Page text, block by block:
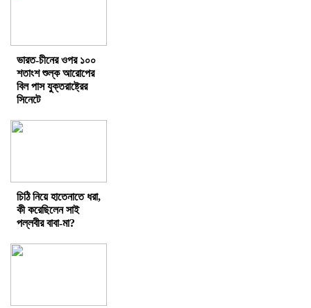
ভারত-চীনের ওপর ১০০
শতাংশ শুল্ক আরোপের
বিল পাস যুক্তরাষ্ট্রের
সিনেটে
চিঠি নিয়ে হাতেনাতে ধরা,
কী করেছিলেন সাই
পল্লবীর বাবা-মা?